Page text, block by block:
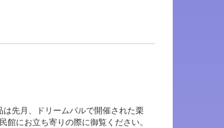
先月、ドリームパルで開催された栗
にお立ち寄りの際に御覧ください。